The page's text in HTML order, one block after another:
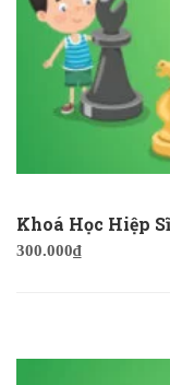
Khoá Học Hiệp
300.000₫